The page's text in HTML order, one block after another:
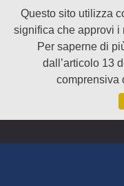
Questo sito utilizza
significa che approvi i
Per saperne di
dall’articolo 13
comprensiva